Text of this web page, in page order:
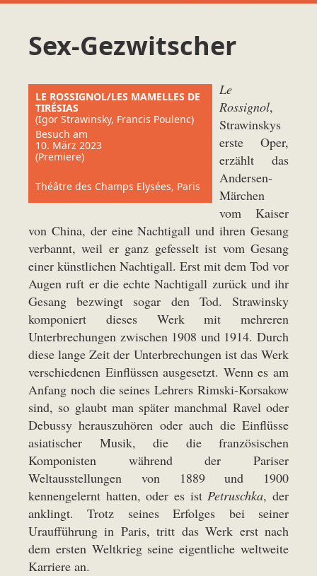
Sex-Gezwitscher
LE ROSSIGNOL/LES MAMELLES DE
TIRÉSIAS
(Igor Strawinsky, Francis Poulenc)
Besuch am
10. März 2023
(Premiere)
Théâtre des Champs Elysées, Paris
Le
Rossignol,
Strawinskys
erste Oper,
erzählt das
Andersen-
Märchen
vom Kaiser
von China, der eine Nachtigall und ihren Gesang
verbannt, weil er ganz gefesselt ist vom Gesang
einer künstlichen Nachtigall. Erst mit dem Tod vor
Augen ruft er die echte Nachtigall zurück und ihr
Gesang bezwingt sogar den Tod. Strawinsky
komponiert dieses Werk mit mehreren
Unterbrechungen zwischen 1908 und 1914. Durch
diese lange Zeit der Unterbrechungen ist das Werk
verschiedenen Einflüssen ausgesetzt. Wenn es am
Anfang noch die seines Lehrers Rimski-Korsakow
sind, so glaubt man später manchmal Ravel oder
Debussy herauszuhören oder auch die Einflüsse
asiatischer Musik, die die französischen
Komponisten während der Pariser
Weltausstellungen von 1889 und 1900
kennengelernt hatten, oder es istPetruschka, der
anklingt. Trotz seines Erfolges bei seiner
Uraufführung in Paris, tritt das Werk erst nach
dem ersten Weltkrieg seine eigentliche weltweite
Karriere an.